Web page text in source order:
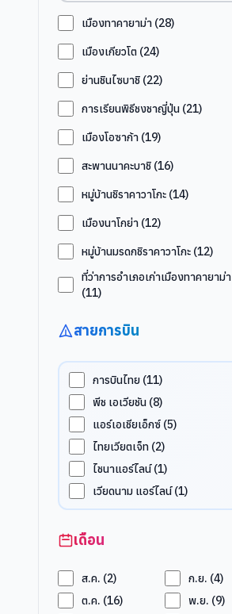
เมืองทาคายาม่า (28)
เมืองเกียวโต (24)
ย่านชินไซบาชิ (22)
การเรียนพิธีชงชาญี่ปุ่น (21)
เมืองโอซาก้า (19)
สะพานนาคะบาชิ (16)
หมู่บ้านชิราคาวาโกะ (14)
เมืองนาโกย่า (12)
หมู่บ้านมรดกชิราคาวาโกะ (12)
ที่ว่าการอำเภอเก่าเมืองทาคายาม่า
(11)
สายการบิน
การบินไทย (11)
พีช เอเวียชัน (8)
แอร์เอเชียเอ็กซ์ (5)
ไทยเวียตเจ็ท (2)
ไชนาแอร์ไลน์(1)
เวียดนาม แอร์ไลน์(1)
เดือน
ส.ค. (2) ก.ย. (4)
ต.ค. (16) พ.ย. (9)